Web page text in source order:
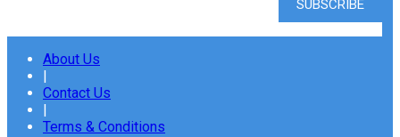
About Us
Contact Us
Terms & Conditions